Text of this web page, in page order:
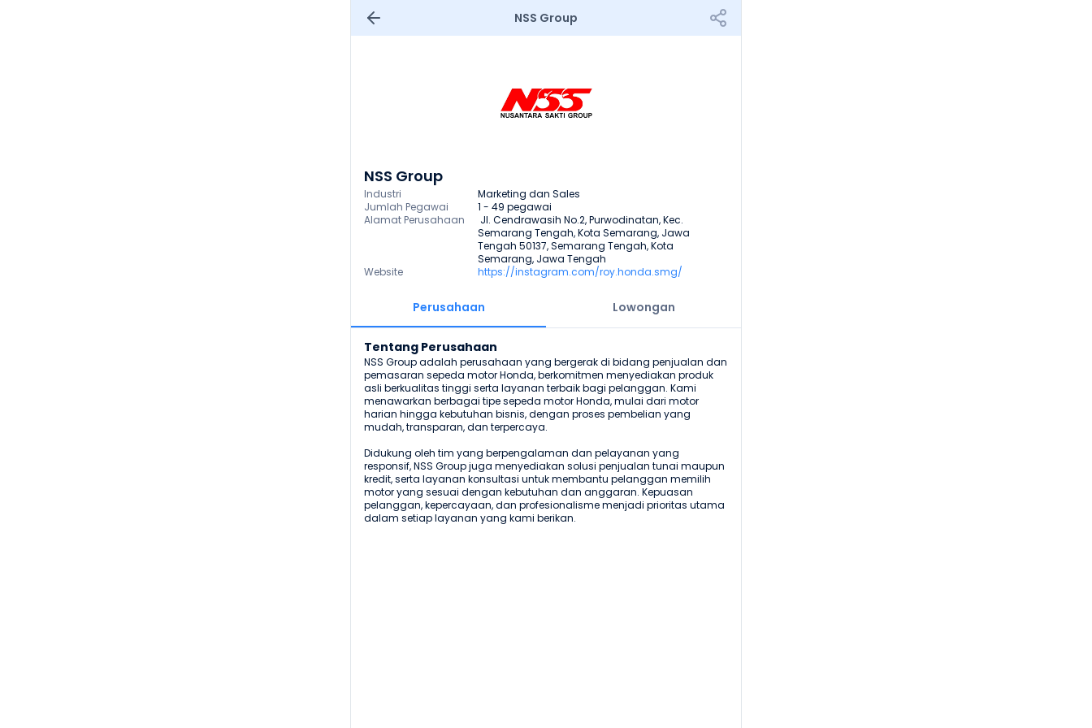
NSS Group
NSS Group
Industri
Marketing dan Sales
Jumlah Pegawai
1 - 49 pegawai
Alamat Perusahaan
Semarang Tengah, Kota Semarang, Jawa
Tengah 50137, Semarang Tengah, Kota
Semarang, Jawa Tengah
Website
https://instagram.com/roy.honda.smg/
Perusahaan Lowongan
Tentang Perusahaan
NSS Group adalah perusahaan yang bergerak di bidang penjualan dan
pemasaran sepeda motor Honda, berkomitmen menyediakan produk
asli berkualitas tinggi serta layanan terbaik bagi pelanggan. Kami
menawarkan berbagai tipe sepeda motor Honda, mulai dari motor
harian hingga kebutuhan bisnis, dengan proses pembelian yang
mudah, transparan, dan terpercaya.
Didukung oleh tim yang berpengalaman dan pelayanan yang
responsif, NSS Group juga menyediakan solusi penjualan tunai maupun
kredit, serta layanan konsultasi untuk membantu pelanggan memilih
motor yang sesuai dengan kebutuhan dan anggaran. Kepuasan
pelanggan, kepercayaan, dan profesionalisme menjadi prioritas utama
dalam setiap layanan yang kami berikan.